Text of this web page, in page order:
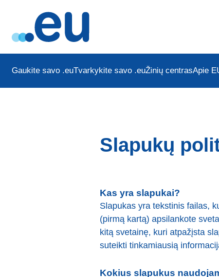
Gaukite savo .euTvarkykite savo .euŽinių centrasApie
Slapukų
Kas yra slapukai?
Slapukas yra tekstinis failas,
(pirmą kartą) apsilankote
kitą svetainę, kuri atpažįsta
suteikti tinkamiausią
Kokius slapukus